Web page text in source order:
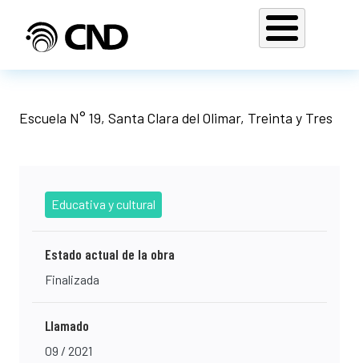
Escuela N° 19, Santa Clara del Olimar, Treinta y Tres
Educativa y cultural
Estado actual de la obra
Finalizada
Llamado
09 / 2021